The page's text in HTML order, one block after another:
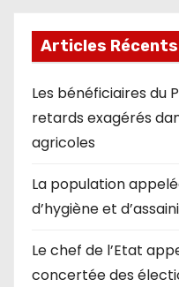
Articles Récents
Les bénéficiaires du
retards exagérés
agricoles
La population
d’hygiène et
Le chef de l’Etat
concertée des